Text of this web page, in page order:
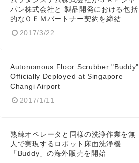
パン株式会社と 製品開発における包括
的なＯＥＭパートナー契約を締結
2017/3/22
Autonomous Floor Scrubber "Buddy"
Officially Deployed at Singapore
Changi Airport
2017/1/11
熟練オペレータと同様の洗浄作業を無
人で実現するロボット床面洗浄機
「Buddy」の海外販売を開始